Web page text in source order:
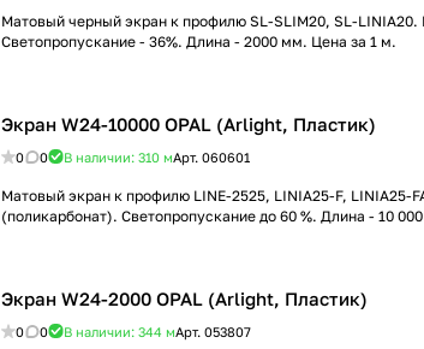
Матовый черный экран к профилю SL-SLIM20, SL-LINIA20.
Светопропускание - 36%. Длина - 2000 мм. Цена за 1 м.
Экран W24-10000 OPAL (Arlight, Пластик)
0 0 В наличии: 310 мАрт. 060601
Матовый экран к профилю LINE-2525, LINIA25-F, LINIA25-
(поликарбонат). Светопропускание до 60 %. Длина - 10
Экран W24-2000 OPAL (Arlight, Пластик)
0 0 В наличии: 344 мАрт. 053807